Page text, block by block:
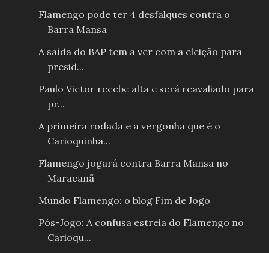
Flamengo pode ter 4 desfalques contra o
Barra Mansa
A saída do BAP tem a ver com a eleição para
presid...
Paulo Victor recebe alta e será reavaliado para
pr...
A primeira rodada e a vergonha que é o
Carioquinha...
Flamengo jogará contra Barra Mansa no
Maracanã
Mundo Flamengo: o blog Fim de Jogo
Pós-Jogo: A confusa estreia do Flamengo no
Carioqu...